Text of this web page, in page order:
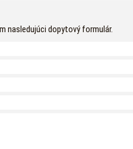
nasledujúci dopytový formulár.